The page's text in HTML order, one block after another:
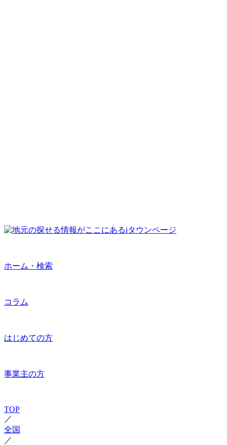
ホーム・検索
コラム
はじめての方
事業主の方
TOP
／
全国
／